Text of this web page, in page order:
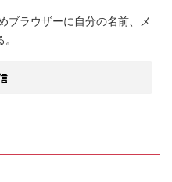
ブラウザーに自分の名前、メ